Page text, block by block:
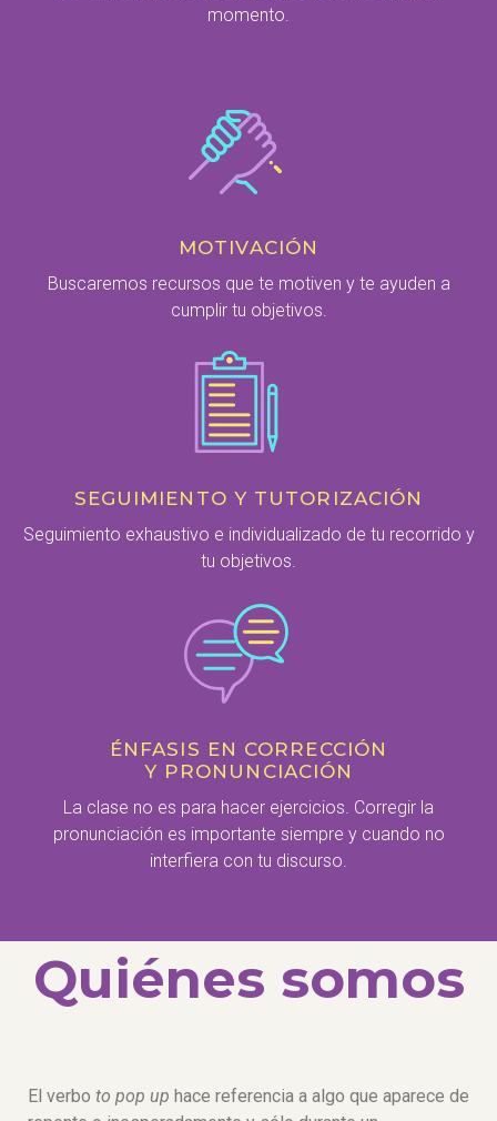
momento.
MOTIVACIÓN
Buscaremos recursos que te motiven y te ayuden a
cumplir tu objetivos.
SEGUIMIENTO Y TUTORIZACIÓN
Seguimiento exhaustivo e individualizado de tu recorrido y
tu objetivos.
ÉNFASIS EN CORRECCIÓN
Y PRONUNCIACIÓN
La clase no es para hacer ejercicios. Corregir la
pronunciación es importante siempre y cuando no
interfiera con tu discurso.
Quiénes somos
El verbo to pop up hace referencia a algo que aparece de